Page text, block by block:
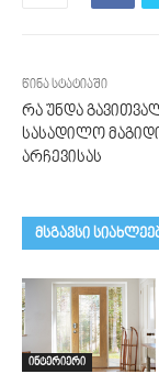
წინა სტატიაში
რა უნდა
სასადილო
არჩევისას
მსგავსი
ინტერიერი